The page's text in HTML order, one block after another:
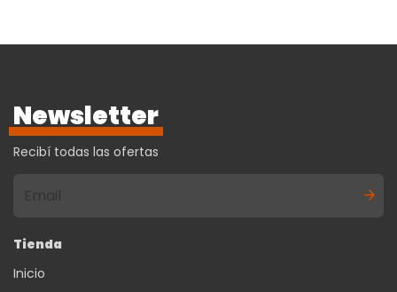
Newsletter
Recibí todas las ofertas
Tienda
Inicio